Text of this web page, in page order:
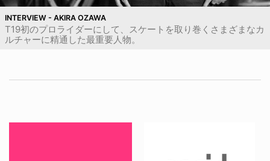
INTERVIEW - AKIRA OZAWA
T19初のプロライダーにして、スケートを取り巻くさまざまなカ
ルチャーに精通した最重要人物。